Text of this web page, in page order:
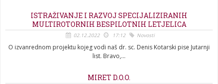
ISTRAŽIVANJE I RAZVOJ SPECIJALIZIRANIH
MULTIROTORNIH BESPILOTNIH LETJELICA
02.12.2022 17:12 Novosti
O izvanrednom projektu kojeg vodi naš dr. sc. Denis Kotarski pise Jutarnji
list. Bravo,...
MIRET D.O.O.